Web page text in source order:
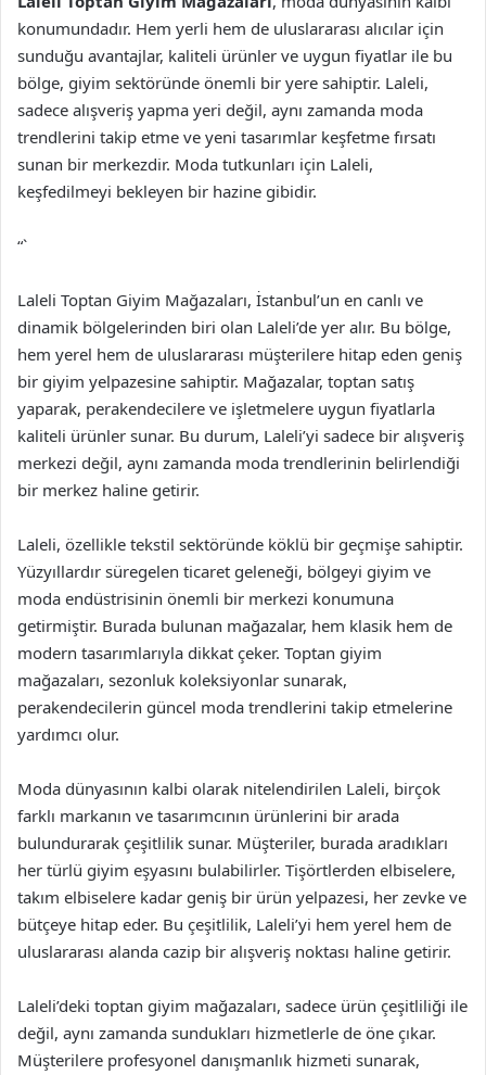
konumundadır. Hem yerli hem de uluslararası alıcılar için
sunduğu avantajlar, kaliteli ürünler ve uygun fiyatlar ile bu
bölge, giyim sektöründe önemli bir yere sahiptir. Laleli,
sadece alışveriş yapma yeri değil, aynı zamanda moda
trendlerini takip etme ve yeni tasarımlar keşfetme fırsatı
sunan bir merkezdir. Moda tutkunları için Laleli,
keşfedilmeyi bekleyen bir hazine gibidir.
“`
Laleli Toptan Giyim Mağazaları, İstanbul’un en canlı ve
dinamik bölgelerinden biri olan Laleli’de yer alır. Bu bölge,
hem yerel hem de uluslararası müşterilere hitap eden geniş
bir giyim yelpazesine sahiptir. Mağazalar, toptan satış
yaparak, perakendecilere ve işletmelere uygun fiyatlarla
kaliteli ürünler sunar. Bu durum, Laleli’yi sadece bir alışveriş
merkezi değil, aynı zamanda moda trendlerinin belirlendiği
bir merkez haline getirir.
Laleli, özellikle tekstil sektöründe köklü bir geçmişe sahiptir.
Yüzyıllardır süregelen ticaret geleneği, bölgeyi giyim ve
moda endüstrisinin önemli bir merkezi konumuna
getirmiştir. Burada bulunan mağazalar, hem klasik hem de
modern tasarımlarıyla dikkat çeker. Toptan giyim
mağazaları, sezonluk koleksiyonlar sunarak,
perakendecilerin güncel moda trendlerini takip etmelerine
yardımcı olur.
Moda dünyasının kalbi olarak nitelendirilen Laleli, birçok
farklı markanın ve tasarımcının ürünlerini bir arada
bulundurarak çeşitlilik sunar. Müşteriler, burada aradıkları
her türlü giyim eşyasını bulabilirler. Tişörtlerden elbiselere,
takım elbiselere kadar geniş bir ürün yelpazesi, her zevke ve
bütçeye hitap eder. Bu çeşitlilik, Laleli’yi hem yerel hem de
uluslararası alanda cazip bir alışveriş noktası haline getirir.
Laleli’deki toptan giyim mağazaları, sadece ürün çeşitliliği ile
değil, aynı zamanda sundukları hizmetlerle de öne çıkar.
Müşterilere profesyonel danışmanlık hizmeti sunarak,